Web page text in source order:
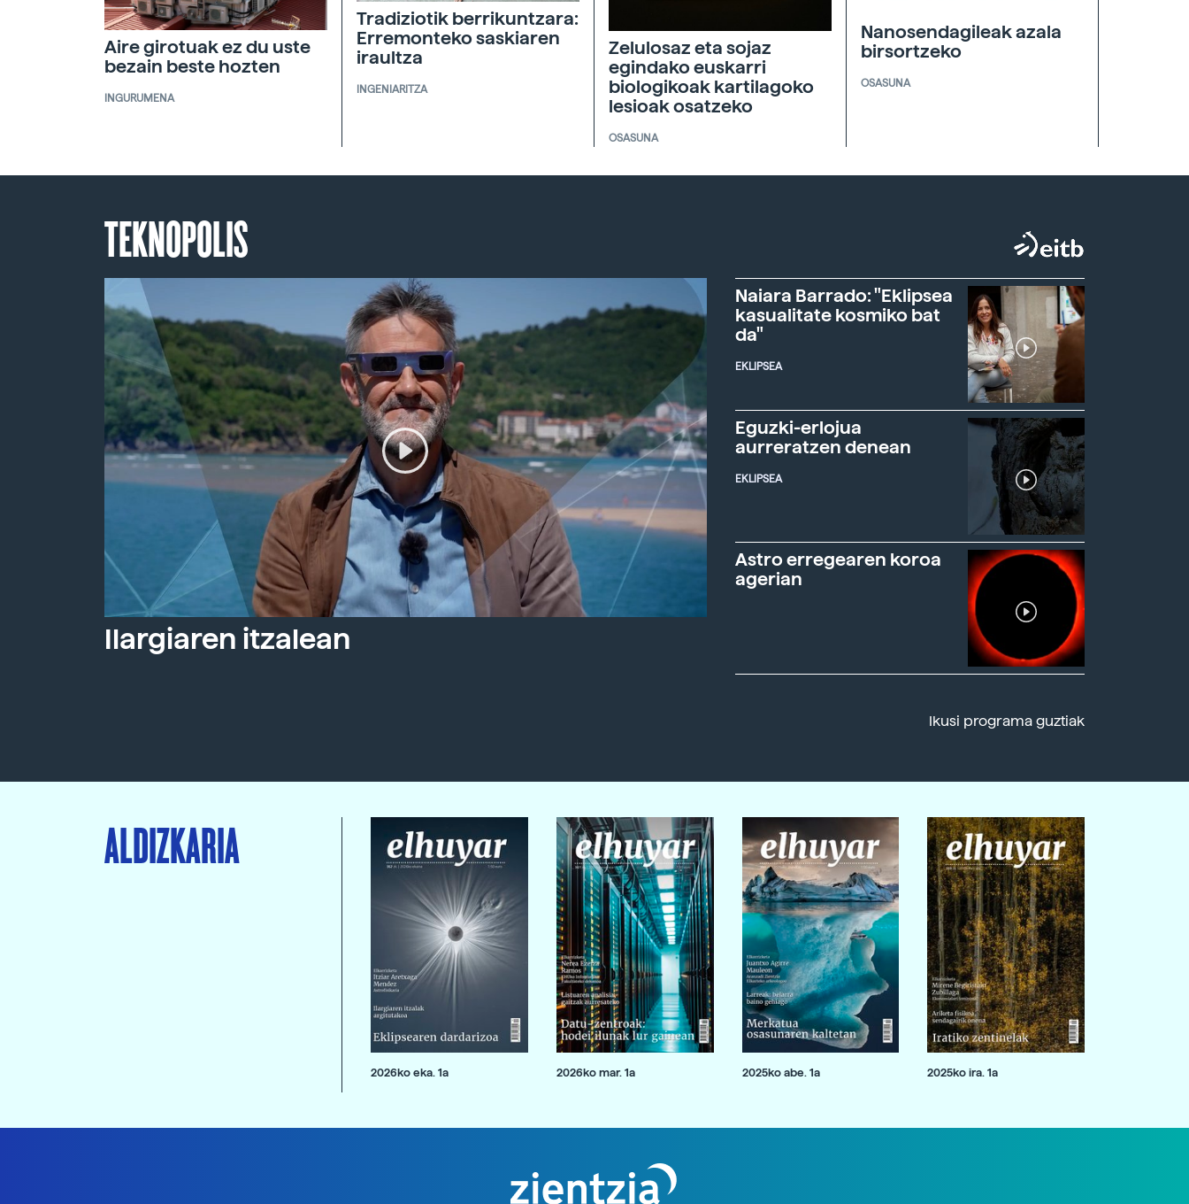
Aire girotuak ez du uste
bezain beste hozten
INGURUMENA
Tradiziotik berrikuntzara:
Erremonteko saskiaren
iraultza
INGENIARITZA
Zelulosaz eta sojaz
egindako euskarri
biologikoak kartilagoko
lesioak osatzeko
OSASUNA
Nanosendagileak azala
birsortzeko
OSASUNA
TEKNOPOLIS
Ilargiaren itzalean
Naiara Barrado: "Eklipsea
kasualitate kosmiko bat
da"
EKLIPSEA
Eguzki-erlojua
aurreratzen denean
EKLIPSEA
Astro erregearen koroa
agerian
Ikusi programa guztiak
ALDIZKARIA
2026ko eka. 1a 2026ko mar. 1a 2025ko abe. 1a 2025ko ira. 1a